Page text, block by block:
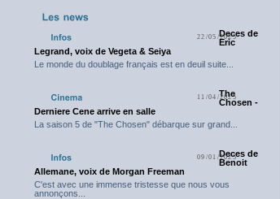
22/05/2025Deces de
Eric
Legrand, voix de Vegeta & Seiya
Le monde du doublage français est en deuil suite...
11/04/2025
The
Chosen -
Derniere Cene arrive en salle
La saison 5 de "The Chosen" débarque sur grand...
09/01/2025Deces de
Benoit
Allemane, voix de Morgan Freeman
C'est avec une immense tristesse que nous vous
annonçons...